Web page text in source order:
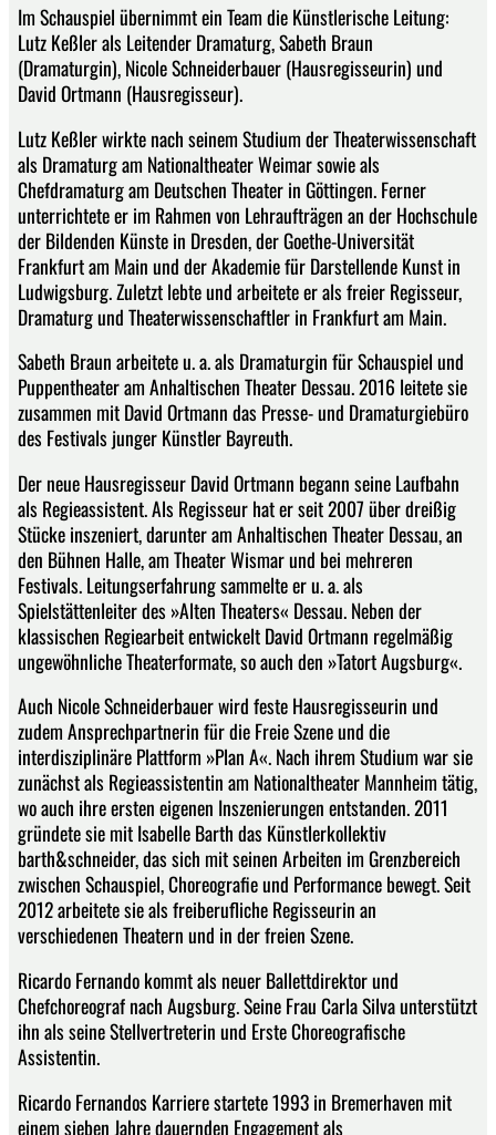
Im Schauspiel übernimmt ein Team die Künstlerische Leitung:
Lutz Keßler als Leitender Dramaturg, Sabeth Braun
(Dramaturgin), Nicole Schneiderbauer (Hausregisseurin) und
David Ortmann (Hausregisseur).
Lutz Keßler wirkte nach seinem Studium der Theaterwissenschaft
als Dramaturg am Nationaltheater Weimar sowie als
Chefdramaturg am Deutschen Theater in Göttingen. Ferner
unterrichtete er im Rahmen von Lehraufträgen an der Hochschule
der Bildenden Künste in Dresden, der Goethe-Universität
Frankfurt am Main und der Akademie für Darstellende Kunst in
Ludwigsburg. Zuletzt lebte und arbeitete er als freier Regisseur,
Dramaturg und Theaterwissenschaftler in Frankfurt am Main.
Sabeth Braun arbeitete u. a. als Dramaturgin für Schauspiel und
Puppentheater am Anhaltischen Theater Dessau. 2016 leitete sie
zusammen mit David Ortmann das Presse- und Dramaturgiebüro
des Festivals junger Künstler Bayreuth.
Der neue Hausregisseur David Ortmann begann seine Laufbahn
als Regieassistent. Als Regisseur hat er seit 2007 über dreißig
Stücke inszeniert, darunter am Anhaltischen Theater Dessau, an
den Bühnen Halle, am Theater Wismar und bei mehreren
Festivals. Leitungserfahrung sammelte er u. a. als
Spielstättenleiter des »Alten Theaters« Dessau. Neben der
klassischen Regiearbeit entwickelt David Ortmann regelmäßig
ungewöhnliche Theaterformate, so auch den »Tatort Augsburg«.
Auch Nicole Schneiderbauer wird feste Hausregisseurin und
zudem Ansprechpartnerin für die Freie Szene und die
interdisziplinäre Plattform »Plan A«. Nach ihrem Studium war sie
zunächst als Regieassistentin am Nationaltheater Mannheim tätig,
wo auch ihre ersten eigenen Inszenierungen entstanden. 2011
gründete sie mit Isabelle Barth das Künstlerkollektiv
barth&schneider, das sich mit seinen Arbeiten im Grenzbereich
zwischen Schauspiel, Choreografie und Performance bewegt. Seit
2012 arbeitete sie als freiberufliche Regisseurin an
verschiedenen Theatern und in der freien Szene.
Ricardo Fernando kommt als neuer Ballettdirektor und
Chefchoreograf nach Augsburg. Seine Frau Carla Silva unterstützt
ihn als seine Stellvertreterin und Erste Choreografische
Assistentin.
Ricardo Fernandos Karriere startete 1993 in Bremerhaven mit
einem sieben Jahre dauernden Engagement als